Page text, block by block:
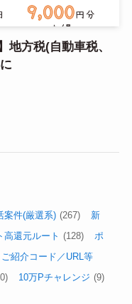
地方税(自動車税、
案件(厳選系) (267)
新
高還元ルート (128)
ポ
ご紹介コード／URL等
10万Pチャレンジ (9)